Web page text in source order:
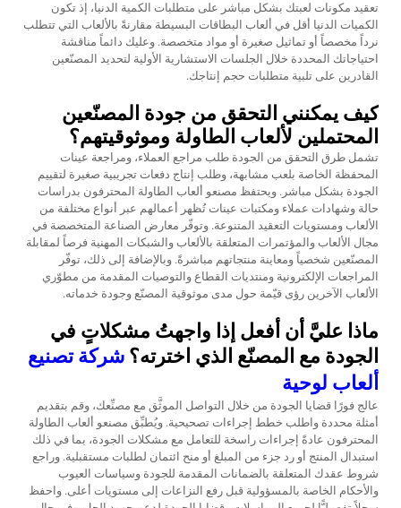
تعقيد مكونات لعبتك بشكل مباشر على متطلبات الكمية الدنيا، إذ تكون
الكميات الدنيا أقل في ألعاب البطاقات البسيطة مقارنةً بالألعاب التي تتطلب
نرداً مخصصاً أو تماثيل صغيرة أو مواد متخصصة. وعليك دائماً مناقشة
احتياجاتك المحددة خلال الجلسات الاستشارية الأولية لتحديد المصنّعين
القادرين على تلبية متطلبات حجم إنتاجك.
كيف يمكنني التحقق من جودة المصنّعين
المحتملين لألعاب الطاولة وموثوقيتهم؟
تشمل طرق التحقق من الجودة طلب مراجع العملاء، ومراجعة عينات
المحفظة الخاصة بلعب مشابهة، وطلب إنتاج دفعات تجريبية صغيرة لتقييم
الجودة بشكل مباشر. ويحتفظ مصنعو ألعاب الطاولة المحترفون بدراسات
حالة وشهادات عملاء ومكتبات عينات تُظهر أعمالهم عبر أنواع مختلفة من
الألعاب ومستويات التعقيد المتنوعة. وتوفّر معارض الصناعة المتخصصة في
مجال الألعاب والمؤتمرات المتعلقة بالألعاب والشبكات المهنية فرصاً لمقابلة
المصنّعين شخصياً ومعاينة منتجاتهم مباشرةً. وبالإضافة إلى ذلك، توفّر
المراجعات الإلكترونية ومنتديات القطاع والتوصيات المقدمة من مطوّري
الألعاب الآخرين رؤى قيّمة حول مدى موثوقية المصنّع وجودة خدماته.
ماذا عليَّ أن أفعل إذا واجهتُ مشكلاتٍ في
الجودة مع المصنّع الذي اخترته؟ شركة تصنيع
ألعاب لوحية
عالج فورًا قضايا الجودة من خلال التواصل الموثَّق مع مصنِّعك، وقم بتقديم
أمثلة محددة واطلب خطط إجراءات تصحيحية. ويُطبِّق مصنعو ألعاب الطاولة
المحترفون عادةً إجراءات راسخة للتعامل مع مشكلات الجودة، بما في ذلك
استبدال المنتج أو رد جزء من المبلغ أو منح ائتمان لطلبات مستقبلية. وراجع
شروط عقدك المتعلقة بالضمانات المقدمة للجودة وسياسات العيوب
والأحكام الخاصة بالمسؤولية قبل رفع النزاعات إلى مستويات أعلى. واحفظ